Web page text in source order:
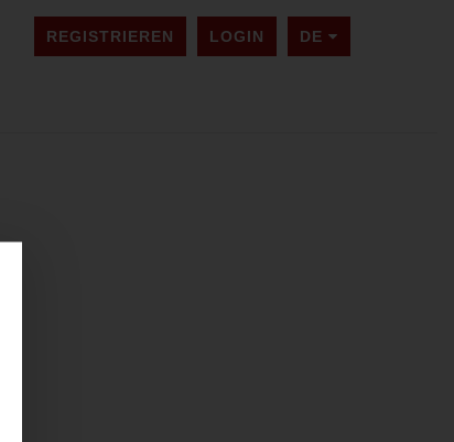
REGISTRIEREN LOGIN DE
SPRACHE